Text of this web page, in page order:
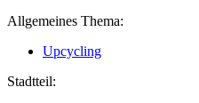
Allgemeines Thema:
Upcycling
Stadtteil: